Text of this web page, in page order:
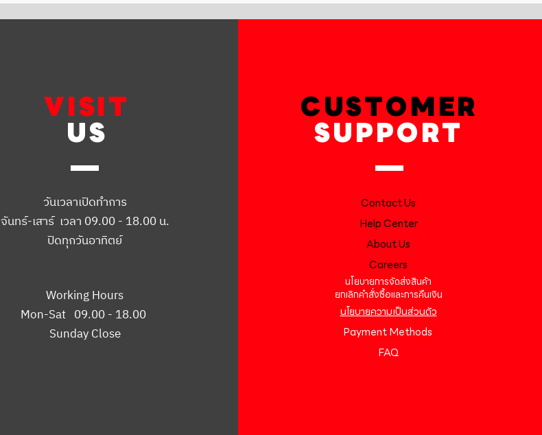
VISIT
US
วันเวลาเปิดทำการ
จันทร์-เสาร์ เวลา 09.00 - 18.00 น.
ปิดทุกวันอาทิตย์
Working Hours
Mon-Sat 09.00 - 18.00
Sunday Close
CUSTOMER
SUPPORT
Contact Us
Help Center
About Us
Careers
นโยบายการจัดส่งสินค้า
ยกเลิกคำสั่งซื้อและการคืนเงิน
นโยบายความเป็นส่วนตัว
Payment Methods
FAQ